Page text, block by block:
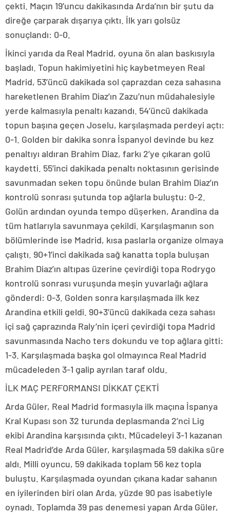
çekti. Maçın 19’uncu dakikasında Arda’nın bir şutu da
direğe çarparak dışarıya çıktı. İlk yarı golsüz
sonuçlandı: 0-0.
İkinci yarıda da Real Madrid, oyuna ön alan baskısıyla
başladı. Topun hakimiyetini hiç kaybetmeyen Real
Madrid, 53’üncü dakikada sol çaprazdan ceza sahasına
hareketlenen Brahim Diaz’ın Zazu’nun müdahalesiyle
yerde kalmasıyla penaltı kazandı. 54’üncü dakikada
topun başına geçen Joselu, karşılaşmada perdeyi açtı:
0-1. Golden bir dakika sonra İspanyol devinde bu kez
penaltıyı aldıran Brahim Diaz, farkı 2’ye çıkaran golü
kaydetti. 55’inci dakikada penaltı noktasının gerisinde
savunmadan seken topu önünde bulan Brahim Diaz’ın
kontrolü sonrası şutunda top ağlarla buluştu: 0-2.
Golün ardından oyunda tempo düşerken, Arandina da
tüm hatlarıyla savunmaya çekildi. Karşılaşmanın son
bölümlerinde ise Madrid, kısa paslarla organize olmaya
çalıştı. 90+1’inci dakikada sağ kanatta topla buluşan
Brahim Diaz’ın altıpas üzerine çevirdiği topa Rodrygo
kontrolü sonrası vuruşunda meşin yuvarlağı ağlara
gönderdi: 0-3. Golden sonra karşılaşmada ilk kez
Arandina etkili geldi. 90+3’üncü dakikada ceza sahası
içi sağ çaprazında Raly’nin içeri çevirdiği topa Madrid
savunmasında Nacho ters dokundu ve top ağlara gitti:
1-3. Karşılaşmada başka gol olmayınca Real Madrid
mücadeleden 3-1 galip ayrılan taraf oldu.
İLK MAÇ PERFORMANSI DİKKAT ÇEKTİ
Arda Güler, Real Madrid formasıyla ilk maçına İspanya
Kral Kupası son 32 turunda deplasmanda 2’nci Lig
ekibi Arandina karşısında çıktı. Mücadeleyi 3-1 kazanan
Real Madrid’de Arda Güler, karşılaşmada 59 dakika süre
aldı. Milli oyuncu, 59 dakikada toplam 56 kez topla
buluştu. Karşılaşmada oyundan çıkana kadar sahanın
en iyilerinden biri olan Arda, yüzde 90 pas isabetiyle
oynadı. Toplamda 39 pas denemesi yapan Arda Güler,